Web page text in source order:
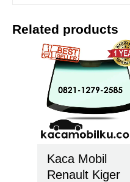
Related products
Kaca Mobil
Renault Kiger